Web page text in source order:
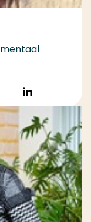
mentaal
LinkedIn